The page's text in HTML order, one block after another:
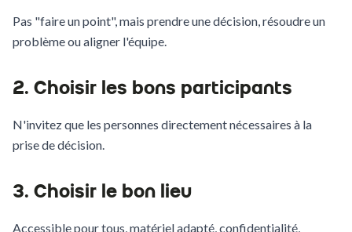
Pas "faire un point", mais prendre une décision, résoudre un
problème ou aligner l'équipe.
2. Choisir les bons participants
N'invitez que les personnes directement nécessaires à la
prise de décision.
3. Choisir le bon lieu
Accessible pour tous, matériel adapté, confidentialité,